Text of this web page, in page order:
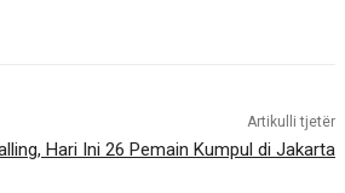
Artikulli tjetër
Hari Ini 26 Pemain Kumpul di Jakarta